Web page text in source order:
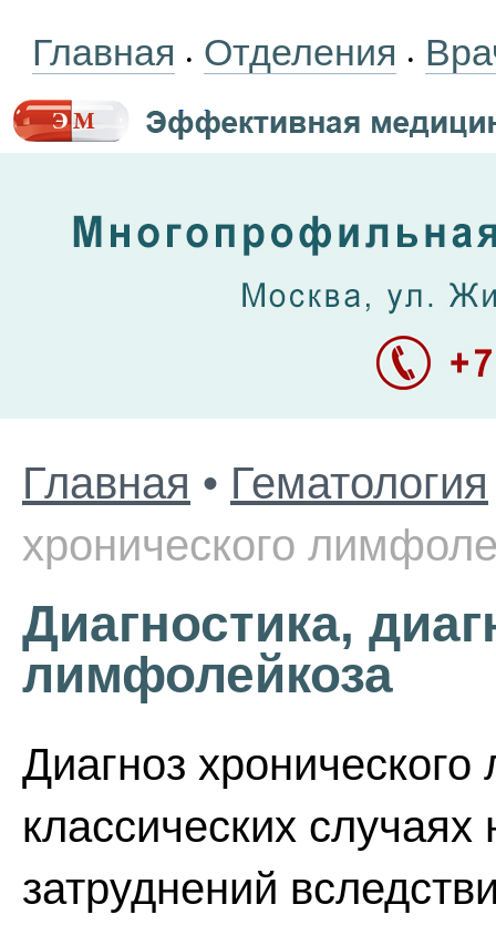
Главная • Отделения •
Главная • Гематология
хронического
Диагностика,
лимфолейкоза
Диагноз
классических
затруднений